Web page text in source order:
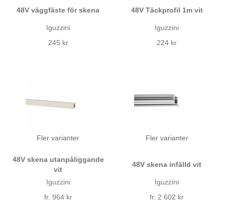
48V väggfäste för skena
Iguzzini
245 kr
48V Täckprofil 1m vit
Iguzzini
224 kr
Fler varianter
48V skena utanpåliggande
vit
Iguzzini
fr. 964 kr
Fler varianter
48V skena infälld vit
Iguzzini
fr. 2 602 kr